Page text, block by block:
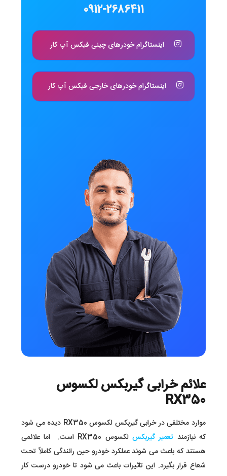
0912-2686411
اینستاگرام خودرهای چینی فیکس آپ کار
اینستاگرام خودرهای خارجی فیکس آپ کار
علائم خرابی گیربکس لکسوس
RX350
موارد مختلفی در خرابی گیربکس لکسوس RX350 دیده می شود
که نیازمند تعمیر گیربکس
لکسوس RX350 است. اما علائمی
هستند که باعث می شوند عملکرد خودرو حین رانندگی کاملاً تحت
شعاع قرار بگیرد. این تاثیرات باعث می شود تا خودرو درست کار